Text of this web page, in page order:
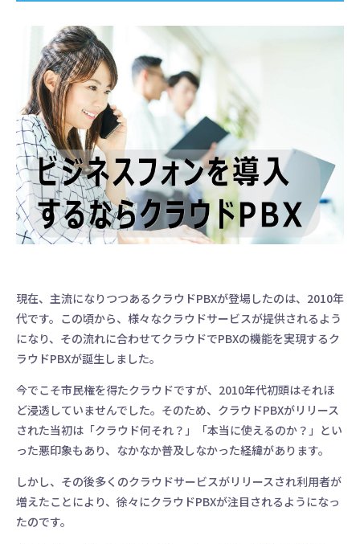
現在、主流になりつつあるクラウドPBXが登場したのは、2010年
代です。この頃から、様々なクラウドサービスが提供されるよう
になり、その流れに合わせてクラウドでPBXの機能を実現するク
ラウドPBXが誕生しました。
今でこそ市民権を得たクラウドですが、2010年代初頭はそれほ
ど浸透していませんでした。そのため、クラウドPBXがリリース
された当初は「クラウド何それ？」「本当に使えるのか？」とい
った悪印象もあり、なかなか普及しなかった経緯があります。
しかし、その後多くのクラウドサービスがリリースされ利用者が
増えたことにより、徐々にクラウドPBXが注目されるようになっ
たのです。